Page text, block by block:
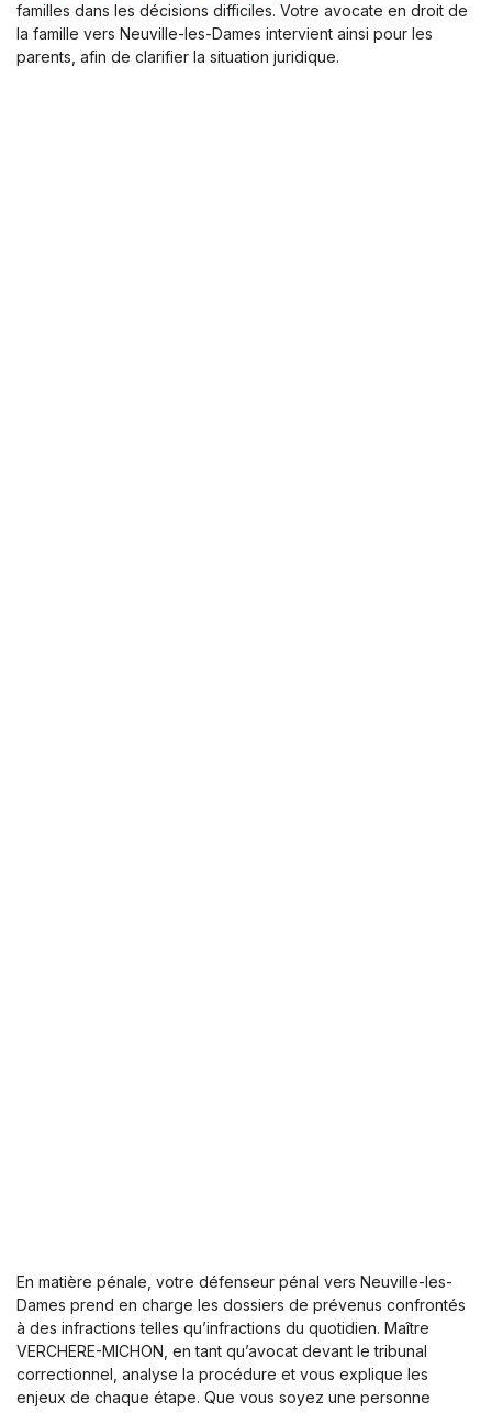
familles dans les décisions difficiles. Votre avocate en droit de
la famille vers Neuville-les-Dames intervient ainsi pour les
parents, afin de clarifier la situation juridique.
En matière pénale, votre défenseur pénal vers Neuville-les-
Dames prend en charge les dossiers de prévenus confrontés
à des infractions telles qu’infractions du quotidien. Maître
VERCHERE-MICHON, en tant qu’avocat devant le tribunal
correctionnel, analyse la procédure et vous explique les
enjeux de chaque étape. Que vous soyez une personne